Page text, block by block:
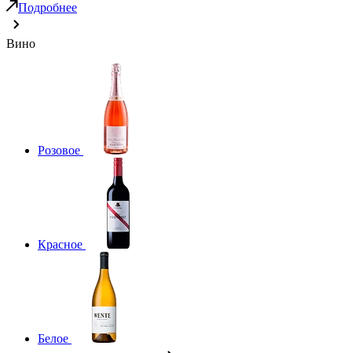
Подробнее
Вино
Розовое
Красное
Белое